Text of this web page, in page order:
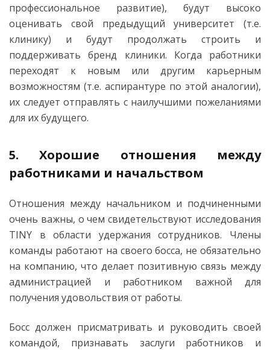
профессиональное развитие), будут высоко
оценивать свой предыдущий университет (т.е.
клинику) и будут продолжать строить и
поддерживать бренд клиники. Когда работники
переходят к новым или другим карьерным
возможностям (т.е. аспирантуре по этой аналогии),
их следует отправлять с наилучшими пожеланиями
для их будущего.
5. Хорошие отношения между
работниками и начальством
Отношения между начальником и подчиненными
очень важны, о чем свидетельствуют исследования
TINY в области удержания сотрудников. Члены
команды работают на своего босса, не обязательно
на компанию, что делает позитивную связь между
администрацией и работником важной для
получения удовольствия от работы.
Босс должен присматривать и руководить своей
командой, признавать заслуги работников и